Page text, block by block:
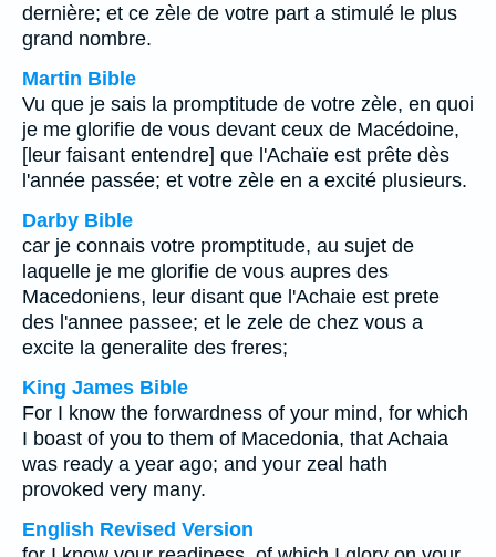
dernière; et ce zèle de votre part a stimulé le plus
grand nombre.
Martin Bible
Vu que je sais la promptitude de votre zèle, en quoi
je me glorifie de vous devant ceux de Macédoine,
[leur faisant entendre] que l'Achaïe est prête dès
l'année passée; et votre zèle en a excité plusieurs.
Darby Bible
car je connais votre promptitude, au sujet de
laquelle je me glorifie de vous aupres des
Macedoniens, leur disant que l'Achaie est prete
des l'annee passee; et le zele de chez vous a
excite la generalite des freres;
King James Bible
For I know the forwardness of your mind, for which
I boast of you to them of Macedonia, that Achaia
was ready a year ago; and your zeal hath
provoked very many.
English Revised Version